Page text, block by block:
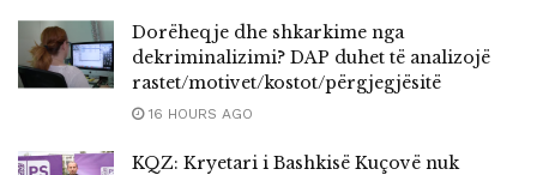
Dorëheqje dhe shkarkime nga
dekriminalizimi? DAP duhet të analizojë
rastet/motivet/kostot/përgjegjësitë
16 HOURS AGO
KQZ: Kryetari i Bashkisë Kuçovë nuk